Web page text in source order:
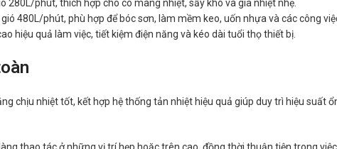
280L/phút, thích hợp cho co màng nhiệt, sấy khô và gia nhiệt nhẹ.
480L/phút, phù hợp để bóc sơn, làm mềm keo, uốn nhựa và các công
hiệu quả làm việc, tiết kiệm điện năng và kéo dài tuổi thọ thiết bị.
chịu nhiệt tốt, kết hợp hệ thống tản nhiệt hiệu quả giúp duy trì hiệu suất